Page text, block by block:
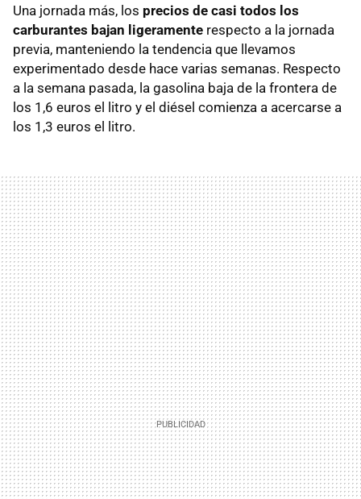
Una jornada más, los precios de casi todos los
carburantes bajan ligeramente respecto a la jornada
previa, manteniendo la tendencia que llevamos
experimentado desde hace varias semanas. Respecto
a la semana pasada, la gasolina baja de la frontera de
los 1,6 euros el litro y el diésel comienza a acercarse a
los 1,3 euros el litro.